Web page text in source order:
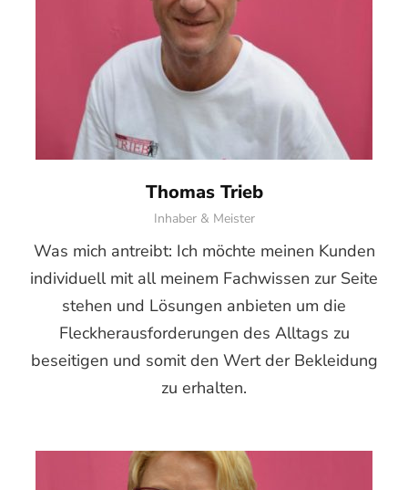
Thomas Trieb
Inhaber & Meister
Was mich antreibt: Ich möchte meinen Kunden
individuell mit all meinem Fachwissen zur Seite
stehen und Lösungen anbieten um die
Fleckherausforderungen des Alltags zu
beseitigen und somit den Wert der Bekleidung
zu erhalten.